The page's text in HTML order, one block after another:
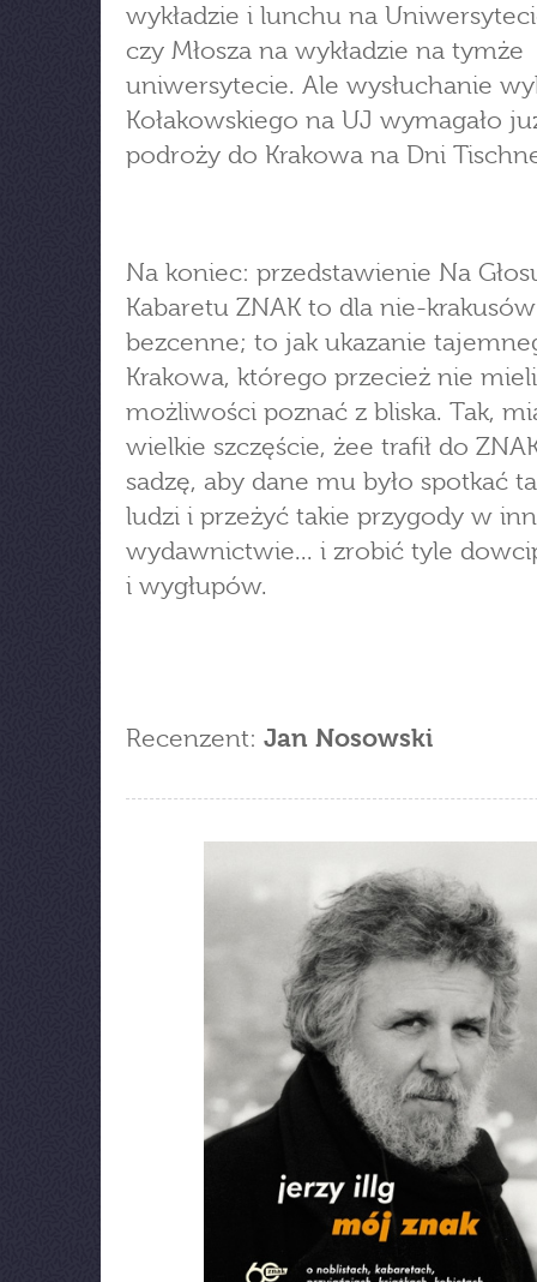
wykładzie i lunchu na
czy Młosza na wykładzie na tymże
uniwersytecie. Ale wysłuchanie
Kołakowskiego na UJ wymagało
podroży do Krakowa na Dni
Na koniec: przedstawienie Na
Kabaretu ZNAK to dla nie-krakusów
bezcenne; to jak ukazanie
Krakowa, którego przecież nie mieli
możliwości poznać z bliska. Tak,
wielkie szczęście, żee trafił do
sadzę, aby dane mu było spotkać
ludzi i przeżyć takie przygody w
wydawnictwie... i zrobić tyle
i wygłupów.
Recenzent: Jan Nosowski